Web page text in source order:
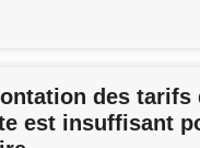
des tarifs
est insuffisant